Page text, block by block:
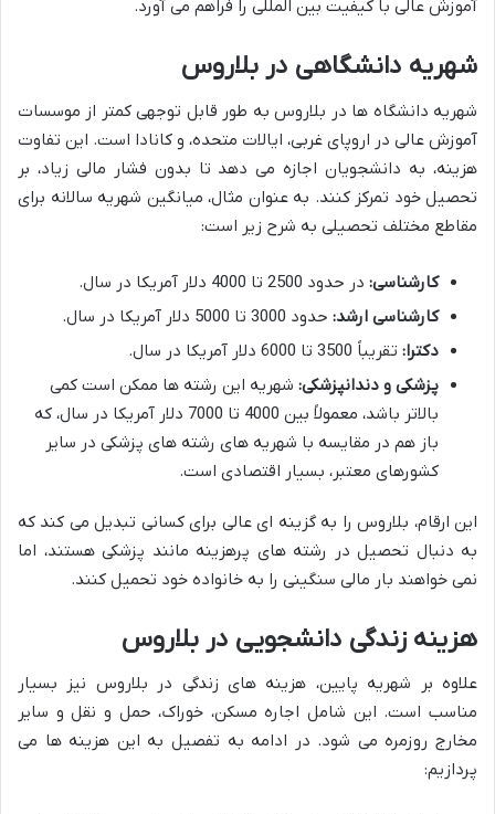
آموزش عالی با کیفیت بین المللی را فراهم می آورد.
شهریه دانشگاهی در بلاروس
شهریه دانشگاه ها در بلاروس به طور قابل توجهی کمتر از موسسات
آموزش عالی در اروپای غربی، ایالات متحده، و کانادا است. این تفاوت
هزینه، به دانشجویان اجازه می دهد تا بدون فشار مالی زیاد، بر
تحصیل خود تمرکز کنند. به عنوان مثال، میانگین شهریه سالانه برای
مقاطع مختلف تحصیلی به شرح زیر است:
کارشناسی: در حدود 2500 تا 4000 دلار آمریکا در سال.
کارشناسی ارشد: حدود 3000 تا 5000 دلار آمریکا در سال.
دکترا: تقریباً 3500 تا 6000 دلار آمریکا در سال.
پزشکی و دندانپزشکی: شهریه این رشته ها ممکن است کمی
بالاتر باشد، معمولاً بین 4000 تا 7000 دلار آمریکا در سال، که
باز هم در مقایسه با شهریه های رشته های پزشکی در سایر
کشورهای معتبر، بسیار اقتصادی است.
این ارقام، بلاروس را به گزینه ای عالی برای کسانی تبدیل می کند که
به دنبال تحصیل در رشته های پرهزینه مانند پزشکی هستند، اما
نمی خواهند بار مالی سنگینی را به خانواده خود تحمیل کنند.
هزینه زندگی دانشجویی در بلاروس
علاوه بر شهریه پایین، هزینه های زندگی در بلاروس نیز بسیار
مناسب است. این شامل اجاره مسکن، خوراک، حمل و نقل و سایر
مخارج روزمره می شود. در ادامه به تفصیل به این هزینه ها می
پردازیم: